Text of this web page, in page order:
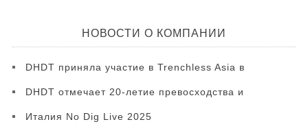
НОВОСТИ О КОМПАНИИ
DHDT приняла участие в Trenchless Asia в
Таиланде 10–11 июня 2026 года
DHDT отмечает 20-летие превосходства и
инноваций
Италия No Dig Live 2025